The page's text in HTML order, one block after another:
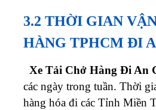
3.2 THỜI GIAN
HÀNG TPHCM ĐI
Xe Tải Chở Hàng Đi An
các ngày trong tuần. Thời
hàng hóa đi các Tỉnh Miền